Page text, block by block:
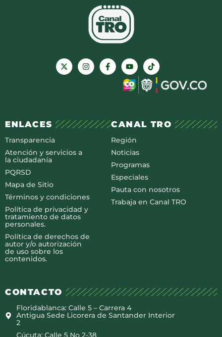
ENLACES
Transparencia
Atención y servicios a
la ciudadanía
PQRSD
Mapa de Sitio
Términos y condiciones
Política de privacidad y
tratamiento de datos
personales.
Política de derechos de
autor y/o autorización
de uso sobre los
contenidos.
CANAL TRO
Región
Noticias
Programas
Especiales
Pauta con nosotros
Trabaja en Canal TRO
CONTACTO
Floridablanca: Calle 5 – Carrera 4
Antigua Sede Licorera de Santander Interior
2
Cúcuta: Calle 5 No 2-38